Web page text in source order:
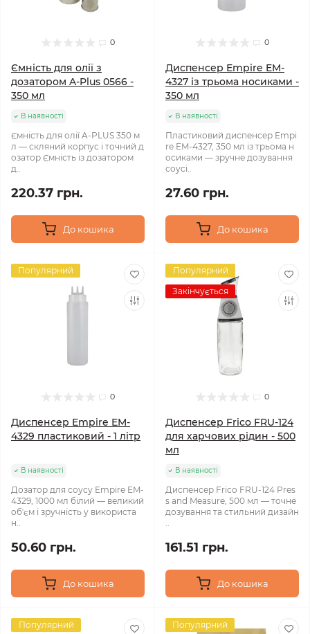
0
Ємність для олії з
дозатором A-Plus 0566 -
350 мл
В наявності
Ємність для олії A-PLUS 350 м
л — скляний корпус і точний д
озатор Ємність із дозатором
д..
220.37 грн.
До кошика
0
Диспенсер Empire EM-
4327 із трьома носиками -
350 мл
В наявності
Пластиковий диспенсер Empi
re EM-4327, 350 мл із трьома н
осиками — зручне дозування
соусі..
27.60 грн.
До кошика
Популярний
0
Диспенсер Empire EM-
4329 пластиковий - 1 літр
В наявності
Дозатор для соусу Empire EM-
4329, 1000 мл білий — великий
обʼєм і зручність у використа
н..
50.60 грн.
До кошика
Популярний
Закінчується
0
Диспенсер Frico FRU-124
для харчових рідин - 500
мл
В наявності
Диспенсер Frico FRU-124 Pres
s and Measure, 500 мл — точне
дозування та стильний дизайн
..
161.51 грн.
До кошика
Популярний
Популярний